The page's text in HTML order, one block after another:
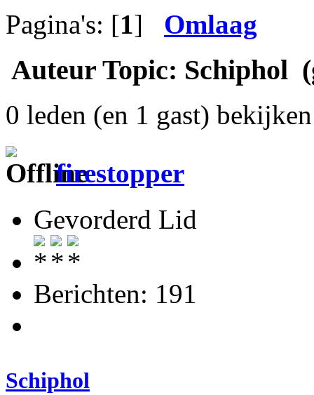
Pagina's: [1] Omlaag
Auteur Topic: Schiphol
0 leden (en 1 gast)
firestopper
Gevorderd Lid
Berichten: 191
Schiphol